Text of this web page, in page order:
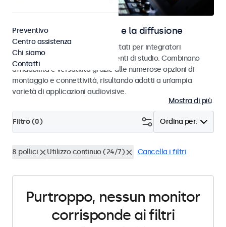
Schermi per l’audiovisivo e la diffusione
Monitor e schermi touch progettati per integratori
audiovisivi professionali e ambienti di studio. Combinano
affidabilità e versatilità grazie alle numerose opzioni di
montaggio e connettività, risultando adatti a un’ampia
varietà di applicazioni audiovisive.
Mostra di più
Ordina per:
Filtro (0)
8 pollici Utilizzo continuo (24/7) Cancella i filtri
Purtroppo, nessun monitor
corrisponde ai filtri
Preventivo
Centro assistenza
Chi siamo
Contatti